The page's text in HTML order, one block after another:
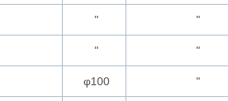
" "
" "
φ100 "